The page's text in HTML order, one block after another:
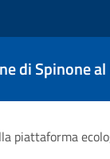
di Spinone
piattaforma